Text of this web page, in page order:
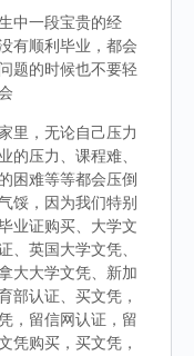
中一段宝贵的经
有顺利毕业，都会
题的时候也不要轻
里，无论自己压力
的压力、课程难、
困难等等都会压倒
馁，因为我们特别
业证购买、大学文
、英国大学文凭、
大大学文凭、新加
部认证、买文凭，
，留信网认证，留
凭购买，买文凭，